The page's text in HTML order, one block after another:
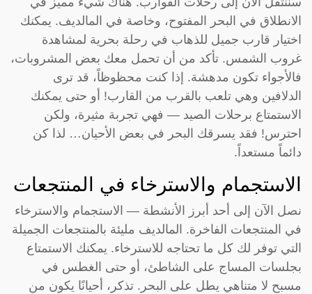
الانطلاق في البحر المفتوح، وخاصة في المالديف. يمكنك
اختيار قارب جميل للذهاب في رحلة بحرية لمشاهدة
غروب الشمس. تأكد من أن تحمل معك بعض المشروبات،
فالأجواء تكون مدهشة. إذا كنت محظوظاً، قد ترى
الدلافين وهي تلعب بالقرب من القارب! أو حتى يمكنك
الاستمتاع برحلات الصيد — فهي تجربة مثيرة، ولكن
احترس! فقد يسرقك البحر في بعض الأحيان… لذا كن
دائماً مستعداً.
الاستجمام والاسترخاء في المنتجعات
نصل الآن إلى أحد أبرز الأنشطة — الاستجمام والاسترخاء
في المنتجعات الفاخرة. المالديف مليئة بالمنتجعات الجميلة
التي توفر لك كل ما تحتاجه للاسترخاء. يمكنك الاستمتاع
بجلسات المساج على الشاطئ، أو حتى الغطس في
مسبح لا متناهي يطل على البحر. تذكر، أحيانًا يكون من